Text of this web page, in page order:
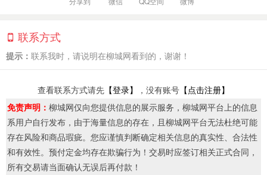
联系方式
提示： 联系我时，请说明在柳城网看到的，谢谢！
查看联系方式请先 【登录】 ，没有账号 【点击注册】
免责声明： 柳城网仅向您提供信息的展示服务，柳城网平台上的信息
系用户自行发布，由于海量信息的存在，且柳城网平台无法杜绝可能
存在风险和商品瑕疵。您应谨慎判断确定相关信息的真实性、合法性
和有效性。预付定金均存在欺骗行为！交易时应签订相关正式合同，
所有交易请当面确认无误后再付款！